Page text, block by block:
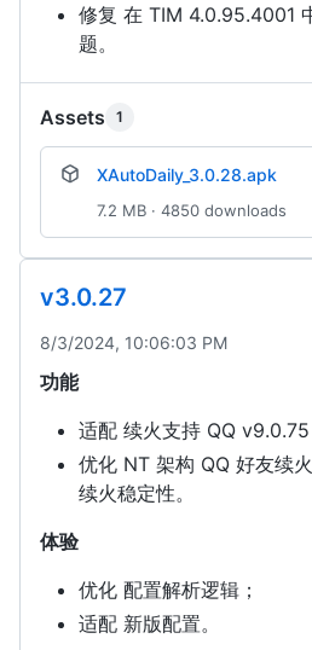
修复 在 TIM 4.0.95.4001
题。
Assets 1
XAutoDaily_3.0.28.apk
7.2 MB · 4850 downloads
v3.0.27
8/3/2024, 10:06:03 PM
功能
适配 续火支持 QQ
优化 NT 架构 QQ 好友续
续火稳定性。
体验
优化 配置解析逻辑；
适配 新版配置。